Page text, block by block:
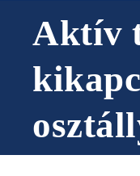
Aktív